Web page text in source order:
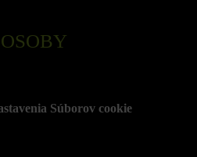
Súborov cookie